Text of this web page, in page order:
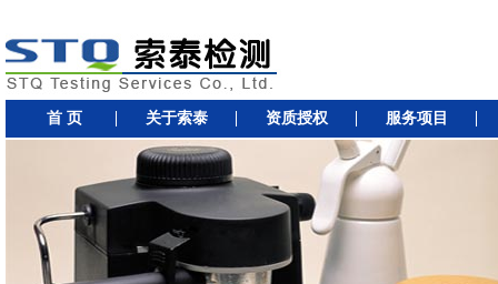
首 页 关于索泰 资质授权 服务项目